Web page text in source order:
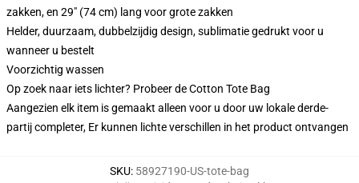
zakken, en 29" (74 cm) lang voor grote zakken
Helder, duurzaam, dubbelzijdig design, sublimatie gedrukt voor u
wanneer u bestelt
Voorzichtig wassen
Op zoek naar iets lichter? Probeer de Cotton Tote Bag
Aangezien elk item is gemaakt alleen voor u door uw lokale derde-
partij completer, Er kunnen lichte verschillen in het product ontvangen
SKU: 58927190-US-tote-bag